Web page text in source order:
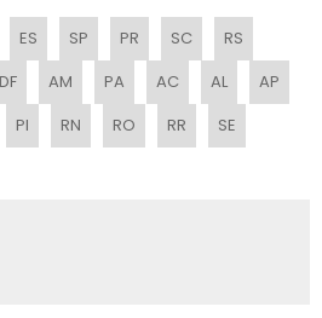
BALANÇAS RODOVIÁRIAS
PREÇO
DE BALANÇAS RODOVIÁRIAS
ES SP PR SC
RS
AM PA AC AL
AP
PI RN RO RR
SE